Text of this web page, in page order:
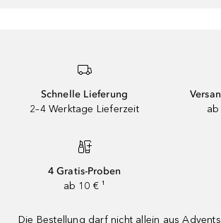
Schnelle Lieferung
2–4 Werktage Lieferzeit
4 Gratis-Proben
ab 10 € ¹
Die Bestellung darf nicht allein aus